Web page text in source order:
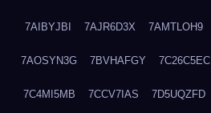
7AIBYJBI 7AJR6D3X 7AMTLOH9
7AOSYN3G 7BVHAFGY 7C26C5EC
7C4MI5MB 7CCV7IAS 7D5UQZFD